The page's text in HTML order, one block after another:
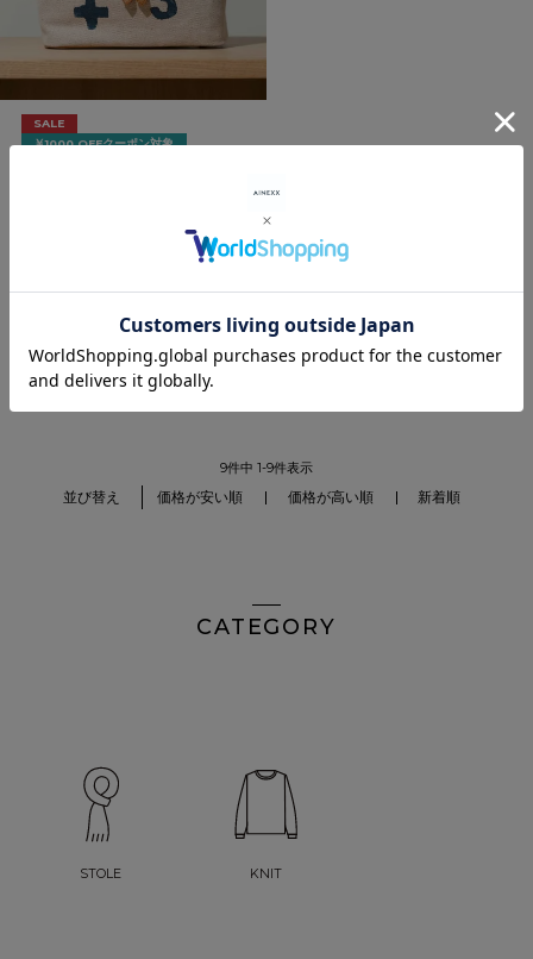
SALE
￥1000 OFFクーポン対象
並び替え 価格が安い順 価格が高い順 新着順
9件中 1-9件表示
CATEGORY
STOLE KNIT